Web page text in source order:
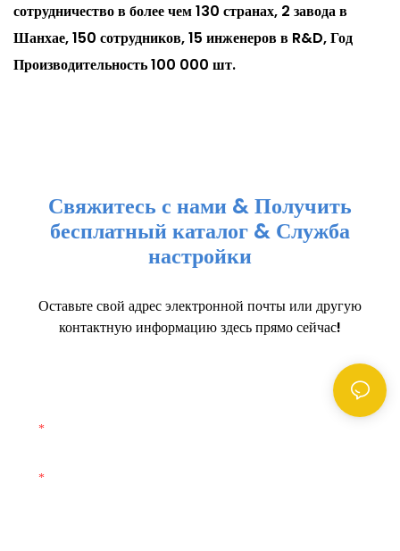
сотрудничество в более чем 130 странах, 2 завода в
Шанхае, 150 сотрудников, 15 инженеров в R&D, Год
Производительность 100 000 шт.
Свяжитесь с нами & Получить
бесплатный каталог & Служба
настройки
Оставьте свой адрес электронной почты или другую
контактную информацию здесь прямо сейчас!